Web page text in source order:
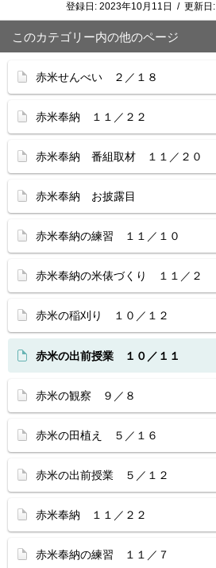
登録日: 2023年10月11日 / 更新日:
このカテゴリー内の他のページ
赤米せんべい ２／１８
赤米奉納 １１／２２
赤米奉納 番組取材 １１／２０
赤米奉納 お披露目
赤米奉納の練習 １１／１０
赤米奉納の米俵づくり １１／２
赤米の稲刈り １０／１２
赤米の出前授業 １０／１１
赤米の観察 ９／８
赤米の田植え ５／１６
赤米の出前授業 ５／１２
赤米奉納 １１／２２
赤米奉納の練習 １１／７